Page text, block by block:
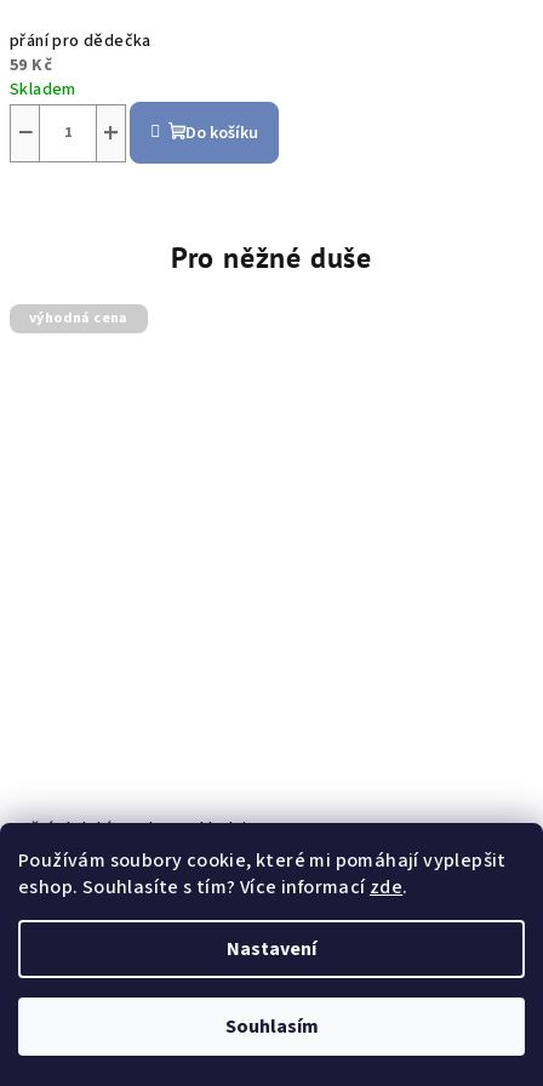
Používám soubory cookie, které mi pomáhají vyplepšit
eshop. Souhlasíte s tím? Více informacízde.
Nastavení
Souhlasím
přání pro dědečka
59 Kč
Skladem
+
− Do košíku
Pro něžné duše
výhodná cena
Roční období - sada 4 pohlednic
140 Kč
skladem
+
− Do košíku